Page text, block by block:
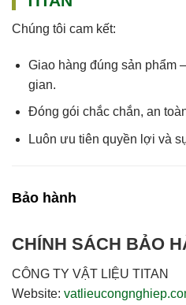
Chúng tôi cam kết:
Giao hàng đúng sản phẩm
gian.
Đóng gói chắc chắn, an
Luôn ưu tiên quyền lợi và
Bảo hành
CHÍNH SÁCH BẢO
CÔNG TY VẬT LIỆU TITAN
Website: